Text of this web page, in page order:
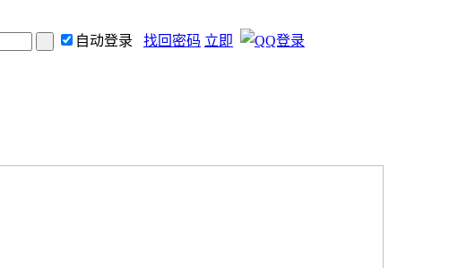
自动登录 找回密码 立即